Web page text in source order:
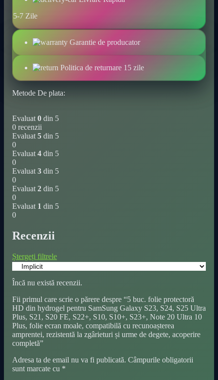
5-7 Zile
Garantie de producator
Politica de returnare 15 zile
Metode De plata:
Evaluat 0 din 5
0 recenzii
Evaluat 5 din 5
0
Evaluat 4 din 5
0
Evaluat 3 din 5
0
Evaluat 2 din 5
0
Evaluat 1 din 5
0
Recenzii
Ștergeți filtrele
Încă nu există recenzii.
Fii primul care scrie o părere despre “5 buc. folie protectoră
HD din hydrogel pentru SamSung Galaxy S23, S24, S25 Ultra
Plus, S21, S20 FE, S22+, S10, S10+, S23+, Note 20 Ultra 10
Plus, folie ecran moale, compatibilă cu recunoașterea
amprentei, rezistentă la zgârieturi și urme de degete, acoperire
completă”
Adresa ta de email nu va fi publicată. Câmpurile obligatorii
sunt marcate cu *